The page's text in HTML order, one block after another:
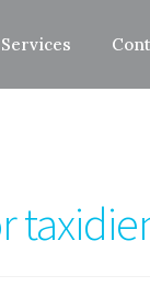
Services